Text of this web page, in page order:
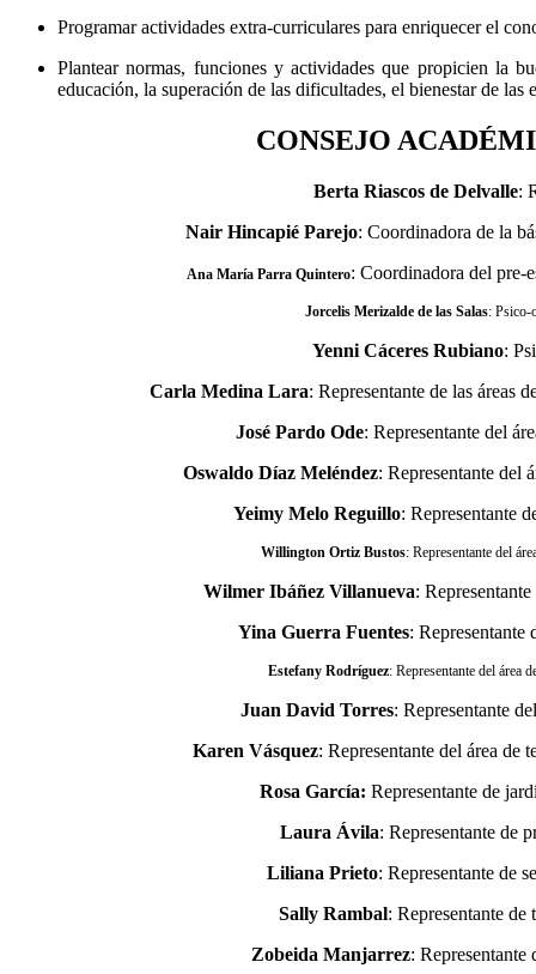
Programar actividades extra-curriculares para enriquecer el
Plantear normas, funciones y actividades que propicien la
educación, la superación de las dificultades, el bienestar de las
CONSEJO
Berta Riascos de Delvalle:
Nair Hincapié Parejo: Coordinadora de la
Ana María Parra Quintero: Coordinadora del pre-
Jorcelis Merizalde de las Salas: Psico-
Yenni Cáceres Rubiano:
Carla Medina Lara: Representante de las áreas
José Pardo Ode: Representante del
Oswaldo Díaz Meléndez: Representante del
Yeimy Melo Reguillo: Representante
Willington Ortiz Bustos: Representante del
Wilmer Ibáñez Villanueva:
Yina Guerra Fuentes: Representante
Estefany Rodríguez: Representante del área
Juan David Torres: Representante
Karen Vásquez: Representante del área de
Rosa García: Representante de
Laura Ávila: Representante de
Liliana Prieto: Representante de
Sally Rambal: Representante de
Zobeida Manjarrez: Representante